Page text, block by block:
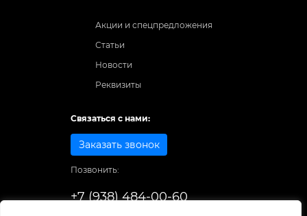
Акции и спецпредложения
Статьи
Новости
Реквизиты
Связаться с нами:
Заказать звонок
Позвонить:
+7 (938) 484-00-60